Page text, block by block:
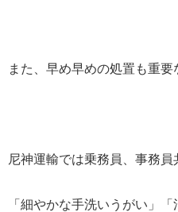
また、早め早めの処置も重
尼神運輸では乗務員、事務員
「細やかな手洗いうがい」